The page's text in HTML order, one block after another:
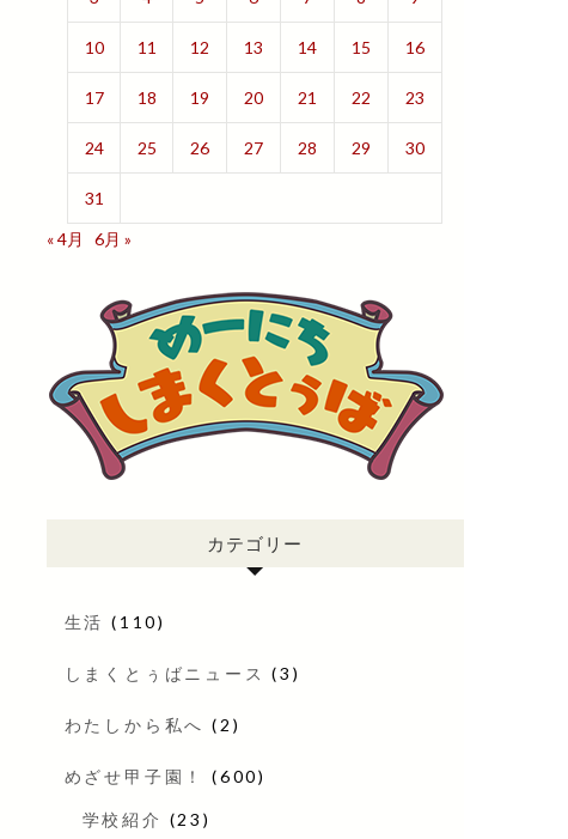
10 11 12 13 14 15 16
17 18 19 20 21 22 23
24 25 26 27 28 29 30
31
« 4月
6月 »
カテゴリー
生活 (110)
しまくとぅばニュース (3)
わたしから私へ (2)
めざせ甲子園！ (600)
学校紹介 (23)